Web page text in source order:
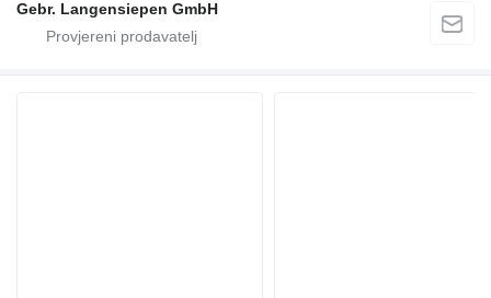
Gebr. Langensiepen GmbH